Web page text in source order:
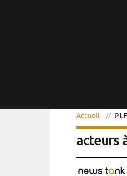
Accueil
PLF
acteurs